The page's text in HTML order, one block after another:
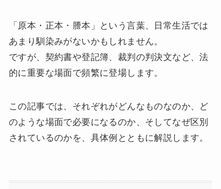
「原本・正本・謄本」という言葉、日常生活では
あまり馴染みがないかもしれません。
ですが、契約書や登記簿、裁判の判決文など、法
的に重要な場面で頻繁に登場します。
この記事では、それぞれがどんなものなのか、ど
のような場面で必要になるのか、そしてなぜ区別
されているのかを、具体例とともに解説します。